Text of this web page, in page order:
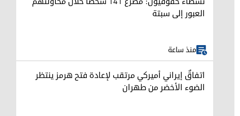
العبور إلى سبتة
منذ ساعة
اتفاقٌ إيراني أميركي مرتقب لإعادة فتح هرمز ينتظر
الضوء الأخضر من طهران